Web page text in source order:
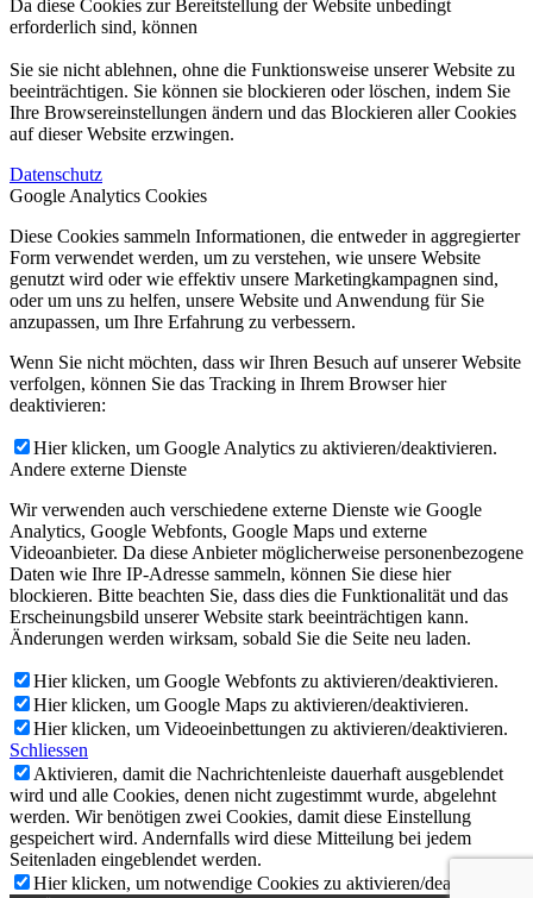
Da diese Cookies zur Bereitstellung der Website unbedingt
erforderlich sind, können
Sie sie nicht ablehnen, ohne die Funktionsweise unserer Website zu
beeinträchtigen. Sie können sie blockieren oder löschen, indem Sie
Ihre Browsereinstellungen ändern und das Blockieren aller Cookies
auf dieser Website erzwingen.
Datenschutz
Google Analytics Cookies
Diese Cookies sammeln Informationen, die entweder in aggregierter
Form verwendet werden, um zu verstehen, wie unsere Website
genutzt wird oder wie effektiv unsere Marketingkampagnen sind,
oder um uns zu helfen, unsere Website und Anwendung für Sie
anzupassen, um Ihre Erfahrung zu verbessern.
Wenn Sie nicht möchten, dass wir Ihren Besuch auf unserer Website
verfolgen, können Sie das Tracking in Ihrem Browser hier
deaktivieren:
Hier klicken, um Google Analytics zu aktivieren/deaktivieren.
Andere externe Dienste
Wir verwenden auch verschiedene externe Dienste wie Google
Analytics, Google Webfonts, Google Maps und externe
Videoanbieter. Da diese Anbieter möglicherweise personenbezogene
Daten wie Ihre IP-Adresse sammeln, können Sie diese hier
blockieren. Bitte beachten Sie, dass dies die Funktionalität und das
Erscheinungsbild unserer Website stark beeinträchtigen kann.
Änderungen werden wirksam, sobald Sie die Seite neu laden.
Hier klicken, um Google Webfonts zu aktivieren/deaktivieren.
Hier klicken, um Google Maps zu aktivieren/deaktivieren.
Hier klicken, um Videoeinbettungen zu aktivieren/deaktivieren.
Schliessen
Aktivieren, damit die Nachrichtenleiste dauerhaft ausgeblendet
wird und alle Cookies, denen nicht zugestimmt wurde, abgelehnt
werden. Wir benötigen zwei Cookies, damit diese Einstellung
gespeichert wird. Andernfalls wird diese Mitteilung bei jedem
Seitenladen eingeblendet werden.
Hier klicken, um notwendige Cookies zu aktivieren/deaktivieren.